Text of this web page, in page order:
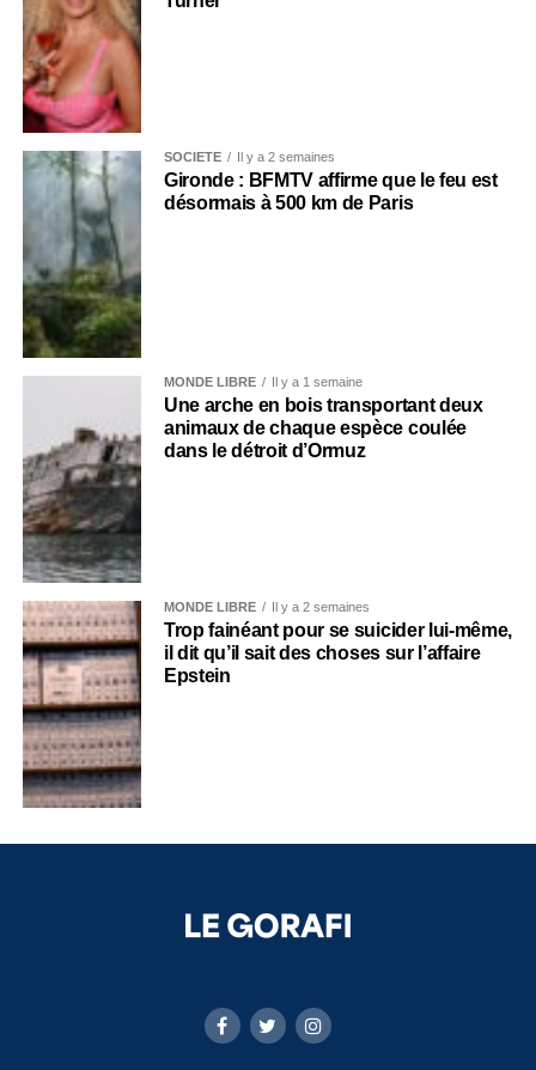
SOCIÉTÉ Il y a 2 semaines
Gironde : BFMTV affirme que le feu est
désormais à 500 km de Paris
MONDE LIBRE Il y a 1 semaine
Une arche en bois transportant deux
animaux de chaque espèce coulée
dans le détroit d’Ormuz
MONDE LIBRE Il y a 2 semaines
Trop fainéant pour se suicider lui-même,
il dit qu’il sait des choses sur l’affaire
Epstein